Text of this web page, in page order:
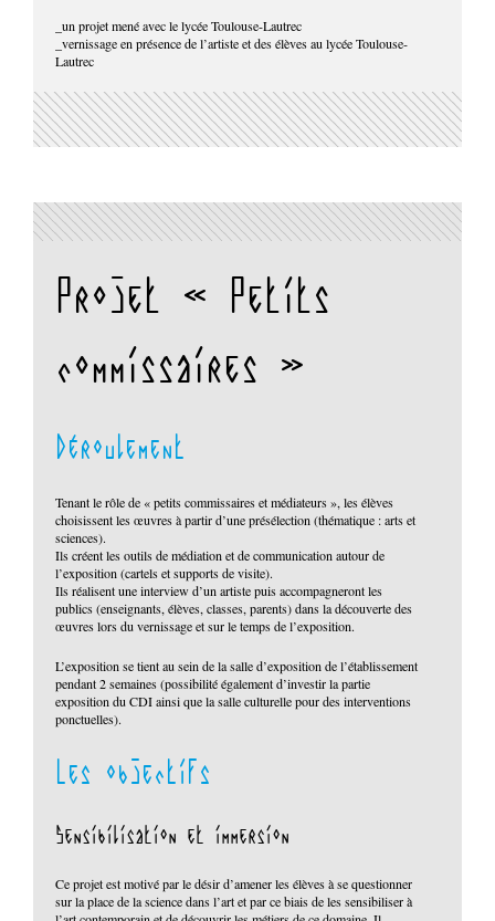
_un projet mené avec le lycée Toulouse-Lautrec
_vernissage en présence de l’artiste et des élèves au lycée Toulouse-
Lautrec
Projet « Petits
commissaires »
Déroulement
Tenant le rôle de « petits commissaires et médiateurs », les élèves
choisissent les œuvres à partir d’une présélection (thématique : arts et
sciences).
Ils créent les outils de médiation et de communication autour de
l’exposition (cartels et supports de visite).
Ils réalisent une interview d’un artiste puis accompagneront les
publics (enseignants, élèves, classes, parents) dans la découverte des
œuvres lors du vernissage et sur le temps de l’exposition.
L’exposition se tient au sein de la salle d’exposition de l’établissement
pendant 2 semaines (possibilité également d’investir la partie
exposition du CDI ainsi que la salle culturelle pour des interventions
ponctuelles).
Les objectifs
Sensibilisation et immersion
Ce projet est motivé par le désir d’amener les élèves à se questionner
sur la place de la science dans l’art et par ce biais de les sensibiliser à